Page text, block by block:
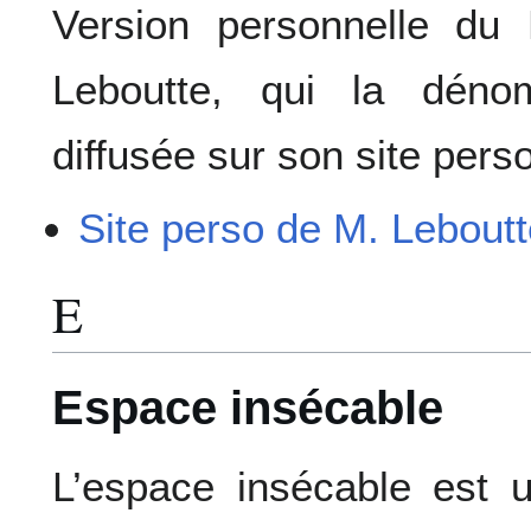
Version personnelle
Leboutte, qui la
diffusée sur son site
Site perso de M.
E
Espace insécable
L’espace insécable est